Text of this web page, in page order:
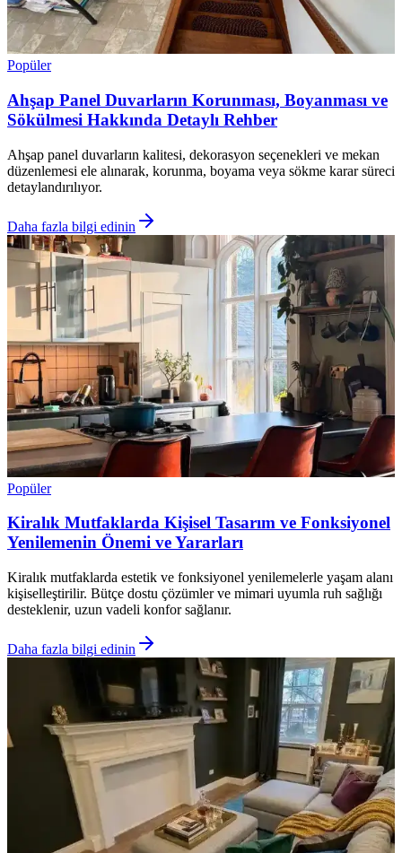
Popüler
Ahşap Panel Duvarların Korunması, Boyanması ve
Sökülmesi Hakkında Detaylı Rehber
Ahşap panel duvarların kalitesi, dekorasyon seçenekleri ve mekan
düzenlemesi ele alınarak, korunma, boyama veya sökme karar süreci
detaylandırılıyor.
Daha fazla bilgi edinin
Popüler
Kiralık Mutfaklarda Kişisel Tasarım ve Fonksiyonel
Yenilemenin Önemi ve Yararları
Kiralık mutfaklarda estetik ve fonksiyonel yenilemelerle yaşam alanı
kişiselleştirilir. Bütçe dostu çözümler ve mimari uyumla ruh sağlığı
desteklenir, uzun vadeli konfor sağlanır.
Daha fazla bilgi edinin